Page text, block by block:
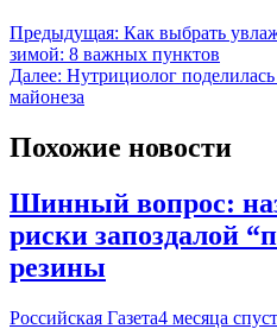
Предыдущая: Как выбрать
зимой: 8 важных пунктов
Далее: Нутрициолог
майонеза
Похожие новости
Шинный вопрос:
риски запоздалой
резины
Российская Газета4 месяца